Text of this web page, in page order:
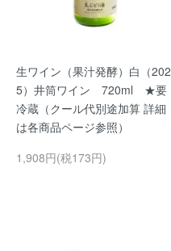
生ワイン（果汁発酵）白（202
5）井筒ワイン 720ml ★要
冷蔵（クール代別途加算 詳細
は各商品ページ参照）
1,908円(税173円)